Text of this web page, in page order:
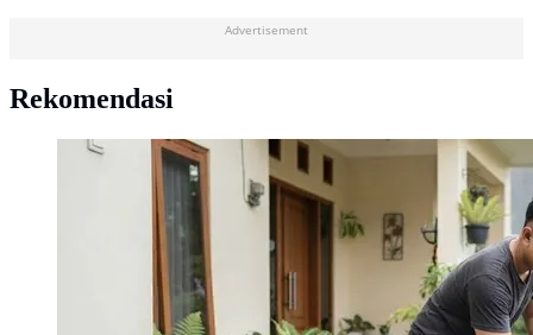
Advertisement
Rekomendasi